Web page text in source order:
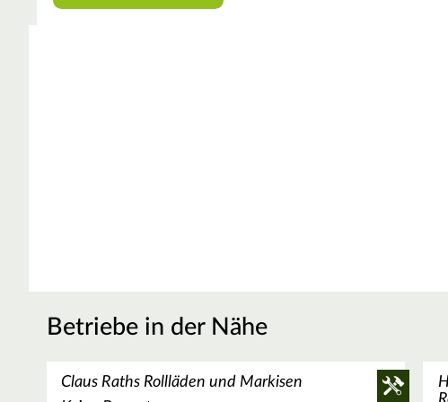
Betriebe in der Nähe
Claus Raths Rollläden und Markisen